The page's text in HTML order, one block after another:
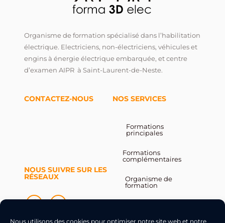
Nous utilisons des cookies pour optimiser notre site web et notre
Organisme de formation spécialisé dans l’habilitation
électrique. Electriciens, non-électriciens, véhicules et
engins à énergie électrique embarquée, et centre
d’examen AIPR à Saint-Laurent-de-Neste.
CONTACTEZ-NOUS
NOUS SUIVRE SUR LES
RÉSEAUX
NOS SERVICES
Formations
principales
Formations
complémentaires
Organisme de
formation